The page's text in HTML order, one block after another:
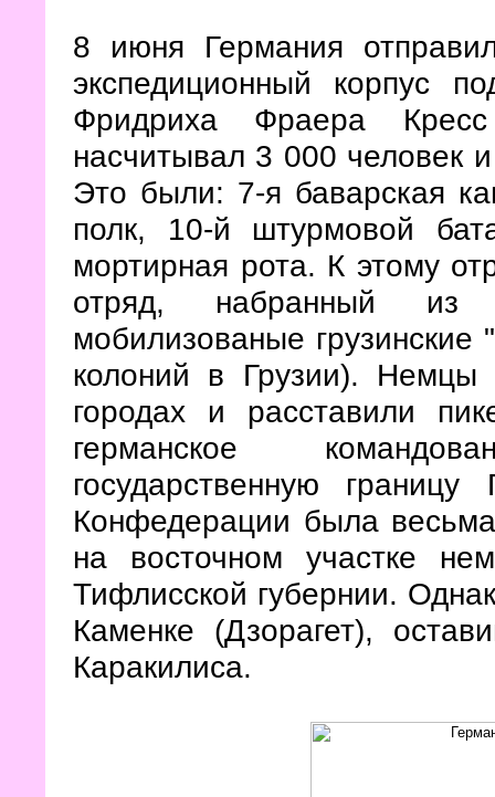
8 июня Германия
экспедиционный корпус
Фридриха Фраера
насчитывал 3 000 человек
Это были: 7-я баварская
полк, 10-й штурмовой
мортирная рота. К этому
отряд, набранный из
мобилизованые
колоний в Грузии). Немцы
городах и расставили
германское
государственную
Конфедерации была
на восточном участке
Тифлисской губернии.
Каменке (Дзорагет),
Каракилиса.